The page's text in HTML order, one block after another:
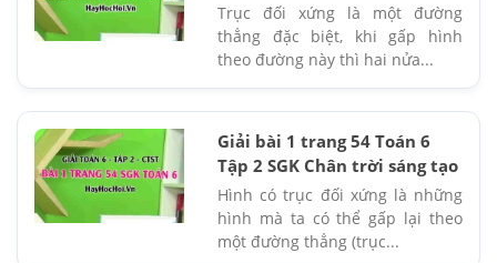
Trục đối xứng là một đường
thẳng đặc biệt, khi gấp hình
theo đường này thì hai nửa...
Giải bài 1 trang 54 Toán 6
Tập 2 SGK Chân trời sáng tạo
Hình có trục đối xứng là những
hình mà ta có thể gấp lại theo
một đường thẳng (trục...